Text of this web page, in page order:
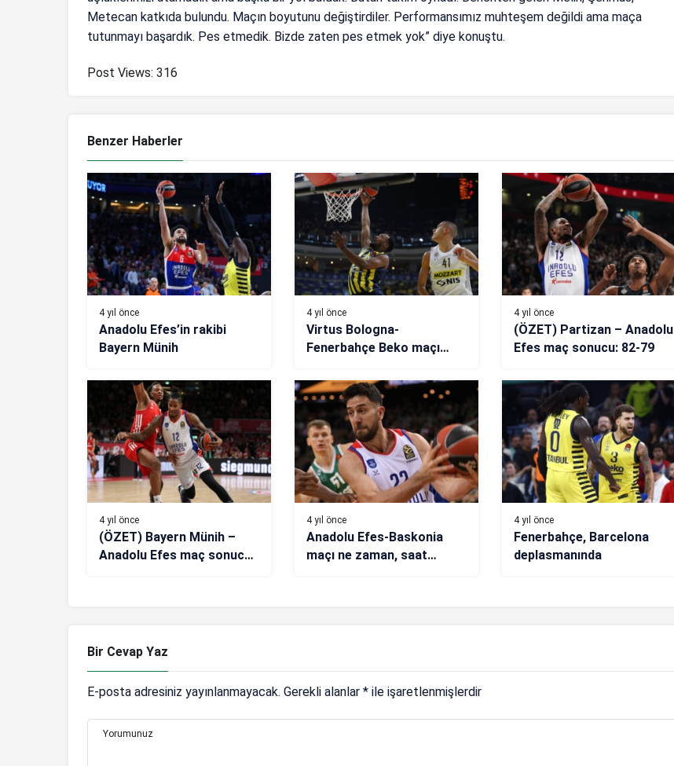
Metecan katkıda bulundu. Maçın boyutunu değiştirdiler. Performansımız muhteşem değildi ama maça
tutunmayı başardık. Pes etmedik. Bizde zaten pes etmek yok” diye konuştu.
Post Views: 316
Benzer Haberler
4 yıl önce
Anadolu Efes’in rakibi
Bayern Münih
4 yıl önce
Virtus Bologna-
Fenerbahçe Beko maçı
4 yıl önce
(ÖZET) Partizan – Anadolu
Efes maç sonucu: 82-79
4 yıl önce
(ÖZET) Bayern Münih –
Anadolu Efes maç sonucu:
4 yıl önce
Anadolu Efes-Baskonia
maçı ne zaman, saat
4 yıl önce
Fenerbahçe, Barcelona
deplasmanında
Bir Cevap Yaz
E-posta adresiniz yayınlanmayacak. Gerekli alanlar * ile işaretlenmişlerdir
Yorumunuz